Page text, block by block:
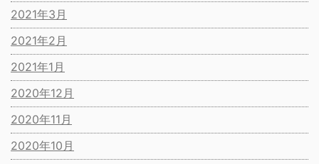
2021年3月
2021年2月
2021年1月
2020年12月
2020年11月
2020年10月